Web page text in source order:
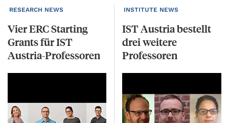
RESEARCH NEWS
Vier ERC Starting
Grants für IST
Austria-Professoren
INSTITUTE NEWS
IST Austria bestellt
drei weitere
Professoren